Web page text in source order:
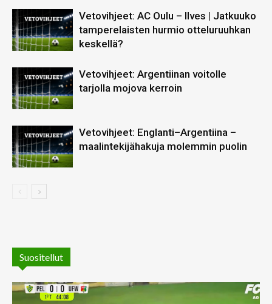
Vetovihjeet: AC Oulu – Ilves | Jatkuuko
tamperelaisten hurmio otteluruuhkan
keskellä?
Vetovihjeet: Argentiinan voitolle
tarjolla mojova kerroin
Vetovihjeet: Englanti–Argentiina –
maalintekijähakuja molemmin puolin
Suositellut